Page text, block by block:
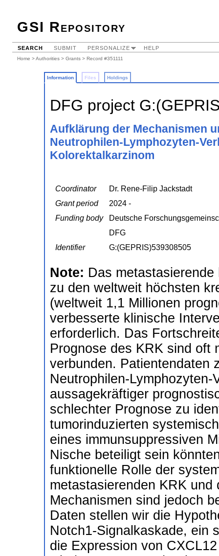
GSI Repository
SEARCH SUBMIT PERSONALIZE HELP
Home >Authorities > Grants > Record #351111
Information Files Holdings
DFG project
Aufklärung der Mechanismen
Neutrophilen-Lymphozyten-
Kolorektalkarzinom
Coordinator
Dr. Rene-Filip Jackstadt
Grant period
2024 -
Funding body
Deutsche
DFG
Identifier
G:(GEPRIS)539308505
Note: Das
zu den weltweit höchsten
(weltweit 1,1 Millionen
verbesserte klinische
erforderlich. Das
Prognose des KRK sind oft
verbunden. Patientendaten
Neutrophilen-
aussagekräftiger
schlechter Prognose zu
tumorinduzierten
eines immunsuppressiven
Nische beteiligt sein
funktionelle Rolle der
metastasierenden KRK und
Mechanismen sind jedoch
Daten stellen wir die
Notch1-Signalkaskade, ein
die Expression von